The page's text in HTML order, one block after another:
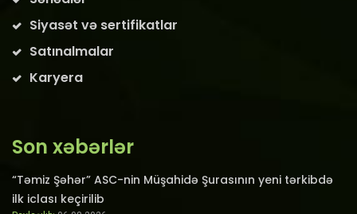
Siyasət və sertifikatlar
Satınalmalar
Karyera
Son xəbərlər
“Təmiz Şəhər” ASC-nin Müşahidə Şurasının yeni tərkibdə
ilk iclası keçirilib